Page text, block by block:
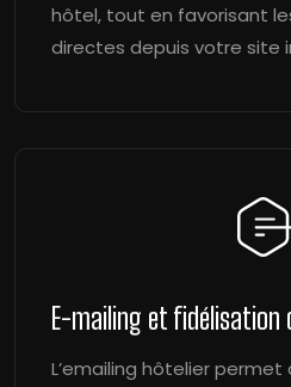
hôtel, tout en favorisant
directes depuis votre site
E-mailing et fidélisation
L’emailing hôtelier permet